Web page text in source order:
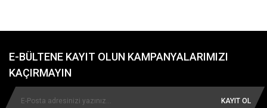
E-BÜLTENE KAYIT OLUN KAMPANYALARIMIZI
KAÇIRMAYIN
KAYIT OL